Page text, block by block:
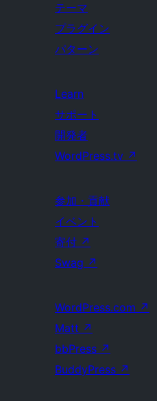
テーマ
プラグイン
パターン
Learn
サポート
開発者
WordPress.tv ↗
参加・貢献
イベント
寄付 ↗
Swag ↗
WordPress.com ↗
Matt ↗
bbPress ↗
BuddyPress ↗